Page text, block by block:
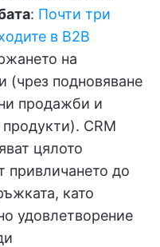
: Почти три
в B2B
на
(чрез подновяване
продажби и
CRM
цялото
привличането до
като
удовлетворение